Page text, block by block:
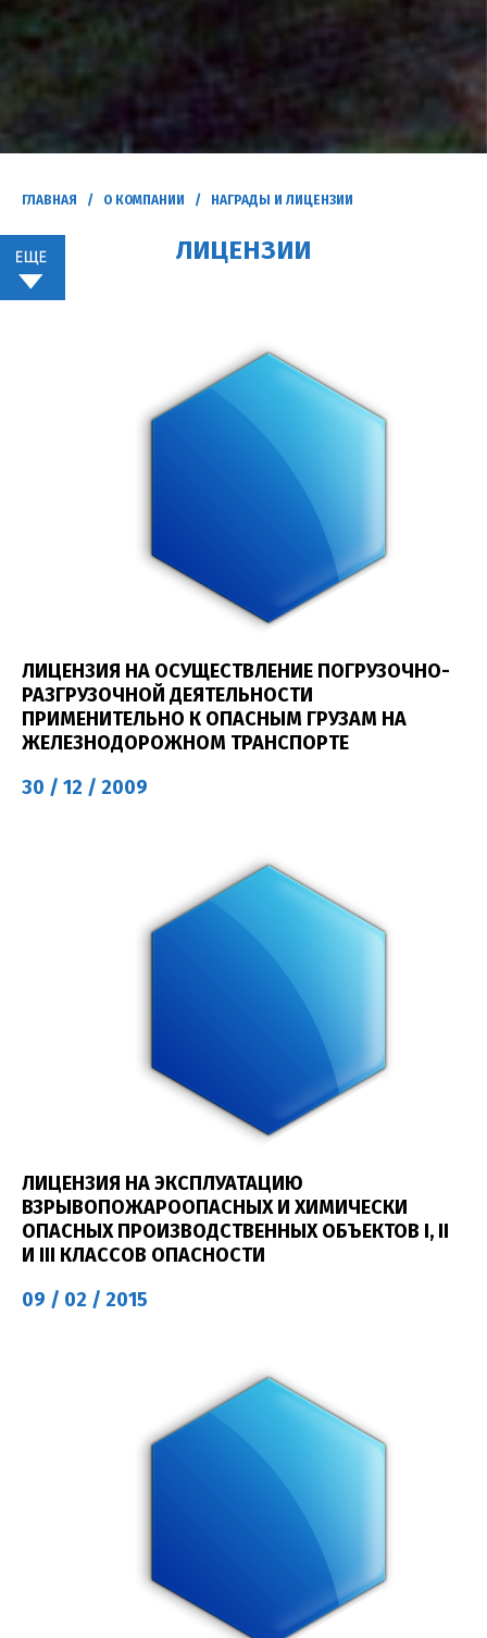
ГЛАВНАЯ / О КОМПАНИИ / НАГРАДЫ И ЛИЦЕНЗИИ
ЛИЦЕНЗИИ
ЛИЦЕНЗИЯ НА ОСУЩЕСТВЛЕНИЕ ПОГРУЗОЧНО-
РАЗГРУЗОЧНОЙ ДЕЯТЕЛЬНОСТИ
ПРИМЕНИТЕЛЬНО К ОПАСНЫМ ГРУЗАМ НА
ЖЕЛЕЗНОДОРОЖНОМ ТРАНСПОРТЕ
30 / 12 / 2009
ЛИЦЕНЗИЯ НА ЭКСПЛУАТАЦИЮ
ВЗРЫВОПОЖАРООПАСНЫХ И ХИМИЧЕСКИ
ОПАСНЫХ ПРОИЗВОДСТВЕННЫХ ОБЪЕКТОВ I, II
И III КЛАССОВ ОПАСНОСТИ
09 / 02 / 2015